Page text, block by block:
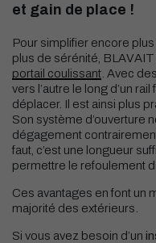
et gain de place !
Pour simplifier encore
plus de sérénité,
portail coulissant . Avec
vers l’autre le long d’un
déplacer. Il est ainsi plus
Son système d’ouverture
dégagement
faut, c’est une longueur
permettre le refoulement
Ces avantages en font un
majorité des extérieurs.
Si vous avez besoin d’un